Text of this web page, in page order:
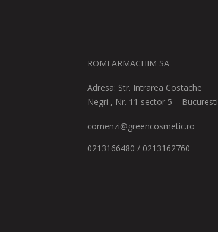
ROMFARMACHIM SA
Adresa: Str. Intrarea Costache
Negri , Nr. 11 sector 5 – Bucuresti
comenzi@greencosmetic.ro
0213166480 / 0213162760